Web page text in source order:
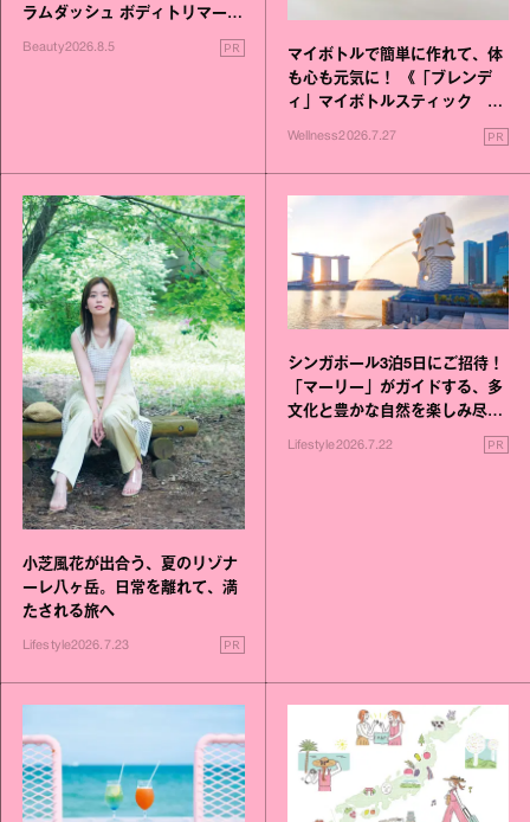
ラムダッシュ ボディトリマーが
Beauty2026.8.5 PR
マイボトルで簡単に作れて、体
も心も元気に！ 《「ブレンデ
ィ」マイボトルスティック い
いこと毎日》シリーズが誕生
Wellness2026.7.27 PR
小芝風花が出合う、夏のリゾナ
ーレ八ヶ岳。日常を離れて、満
たされる旅へ
Lifestyle2026.7.23 PR
シンガポール3泊5日にご招待！
「マーリー」がガイドする、多
文化と豊かな自然を楽しみ尽く
Lifestyle2026.7.22 PR